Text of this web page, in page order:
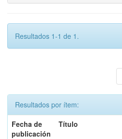
Resultados 1-1 de 1.
Resultados por ítem:
Fecha de
publicación
Título